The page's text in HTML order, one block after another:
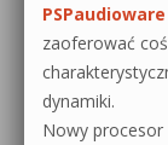
PSPaudioware
zaoferować
dynamiki.
Nowy procesor